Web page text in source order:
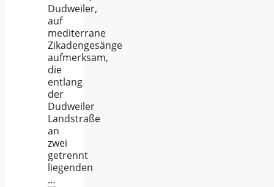
Dudweiler,
auf
mediterrane
Zikadengesänge
aufmerksam,
die
entlang
der
Dudweiler
Landstraße
an
zwei
getrennt
liegenden
…